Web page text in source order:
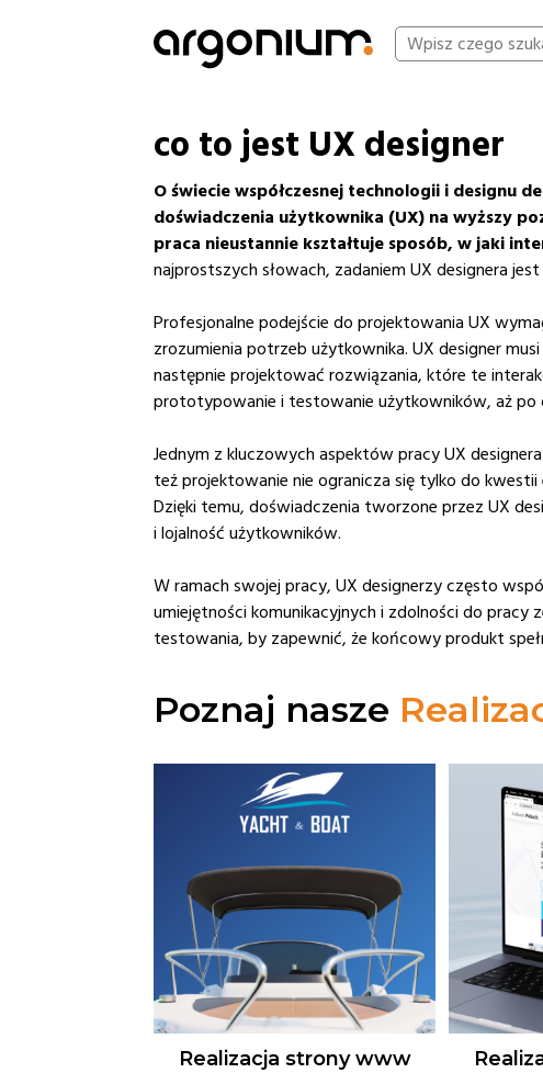
co to jest UX designer
O świecie współczesnej technologii i designu
doświadczenia użytkownika (UX) na wyższy
praca nieustannie kształtuje sposób, w jaki
najprostszych słowach, zadaniem UX designera
Profesjonalne podejście do projektowania UX
zrozumienia potrzeb użytkownika. UX designer
następnie projektować rozwiązania, które te
prototypowanie i testowanie użytkowników, aż po
Jednym z kluczowych aspektów pracy UX
też projektowanie nie ogranicza się tylko do
Dzięki temu, doświadczenia tworzone przez UX
i lojalność użytkowników.
W ramach swojej pracy, UX designerzy często
umiejętności komunikacyjnych i zdolności do pracy
testowania, by zapewnić, że końcowy produkt
Poznaj nasze
Realizacja strony www